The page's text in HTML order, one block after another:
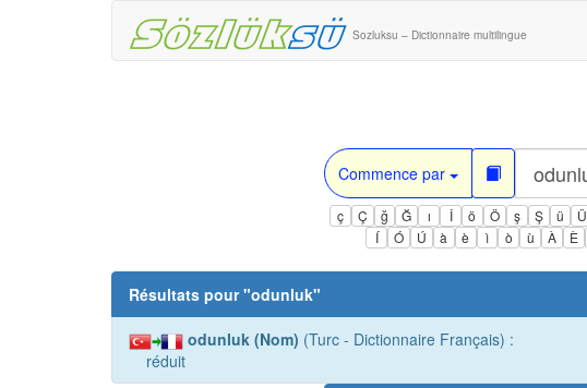
Sozluksu – Dictionnaire multilingue
Commence par
ç Ç ğ Ğ ı İ ö Ö ş Ş ü Ü
Í
Ó Ú à è ì ò ù À È
Résultats pour "odunluk"
odunluk (Nom) (Turc - Dictionnaire Français) :
réduit